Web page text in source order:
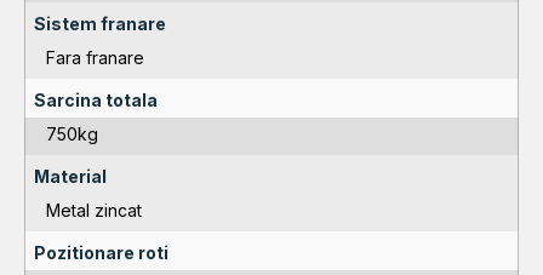
Sistem franare
Fara franare
Sarcina totala
750kg
Material
Metal zincat
Pozitionare roti